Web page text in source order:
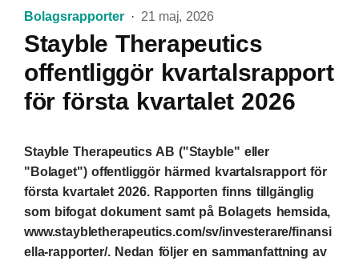
Bolagsrapporter 21 maj, 2026
Stayble Therapeutics
offentliggör kvartalsrapport
för första kvartalet 2026
Stayble Therapeutics AB ("Stayble" eller
"Bolaget") offentliggör härmed kvartalsrapport för
första kvartalet 2026. Rapporten finns tillgänglig
som bifogat dokument samt på Bolagets hemsida,
www.staybletherapeutics.com/sv/investerare/finansi
ella-rapporter/. Nedan följer en sammanfattning av